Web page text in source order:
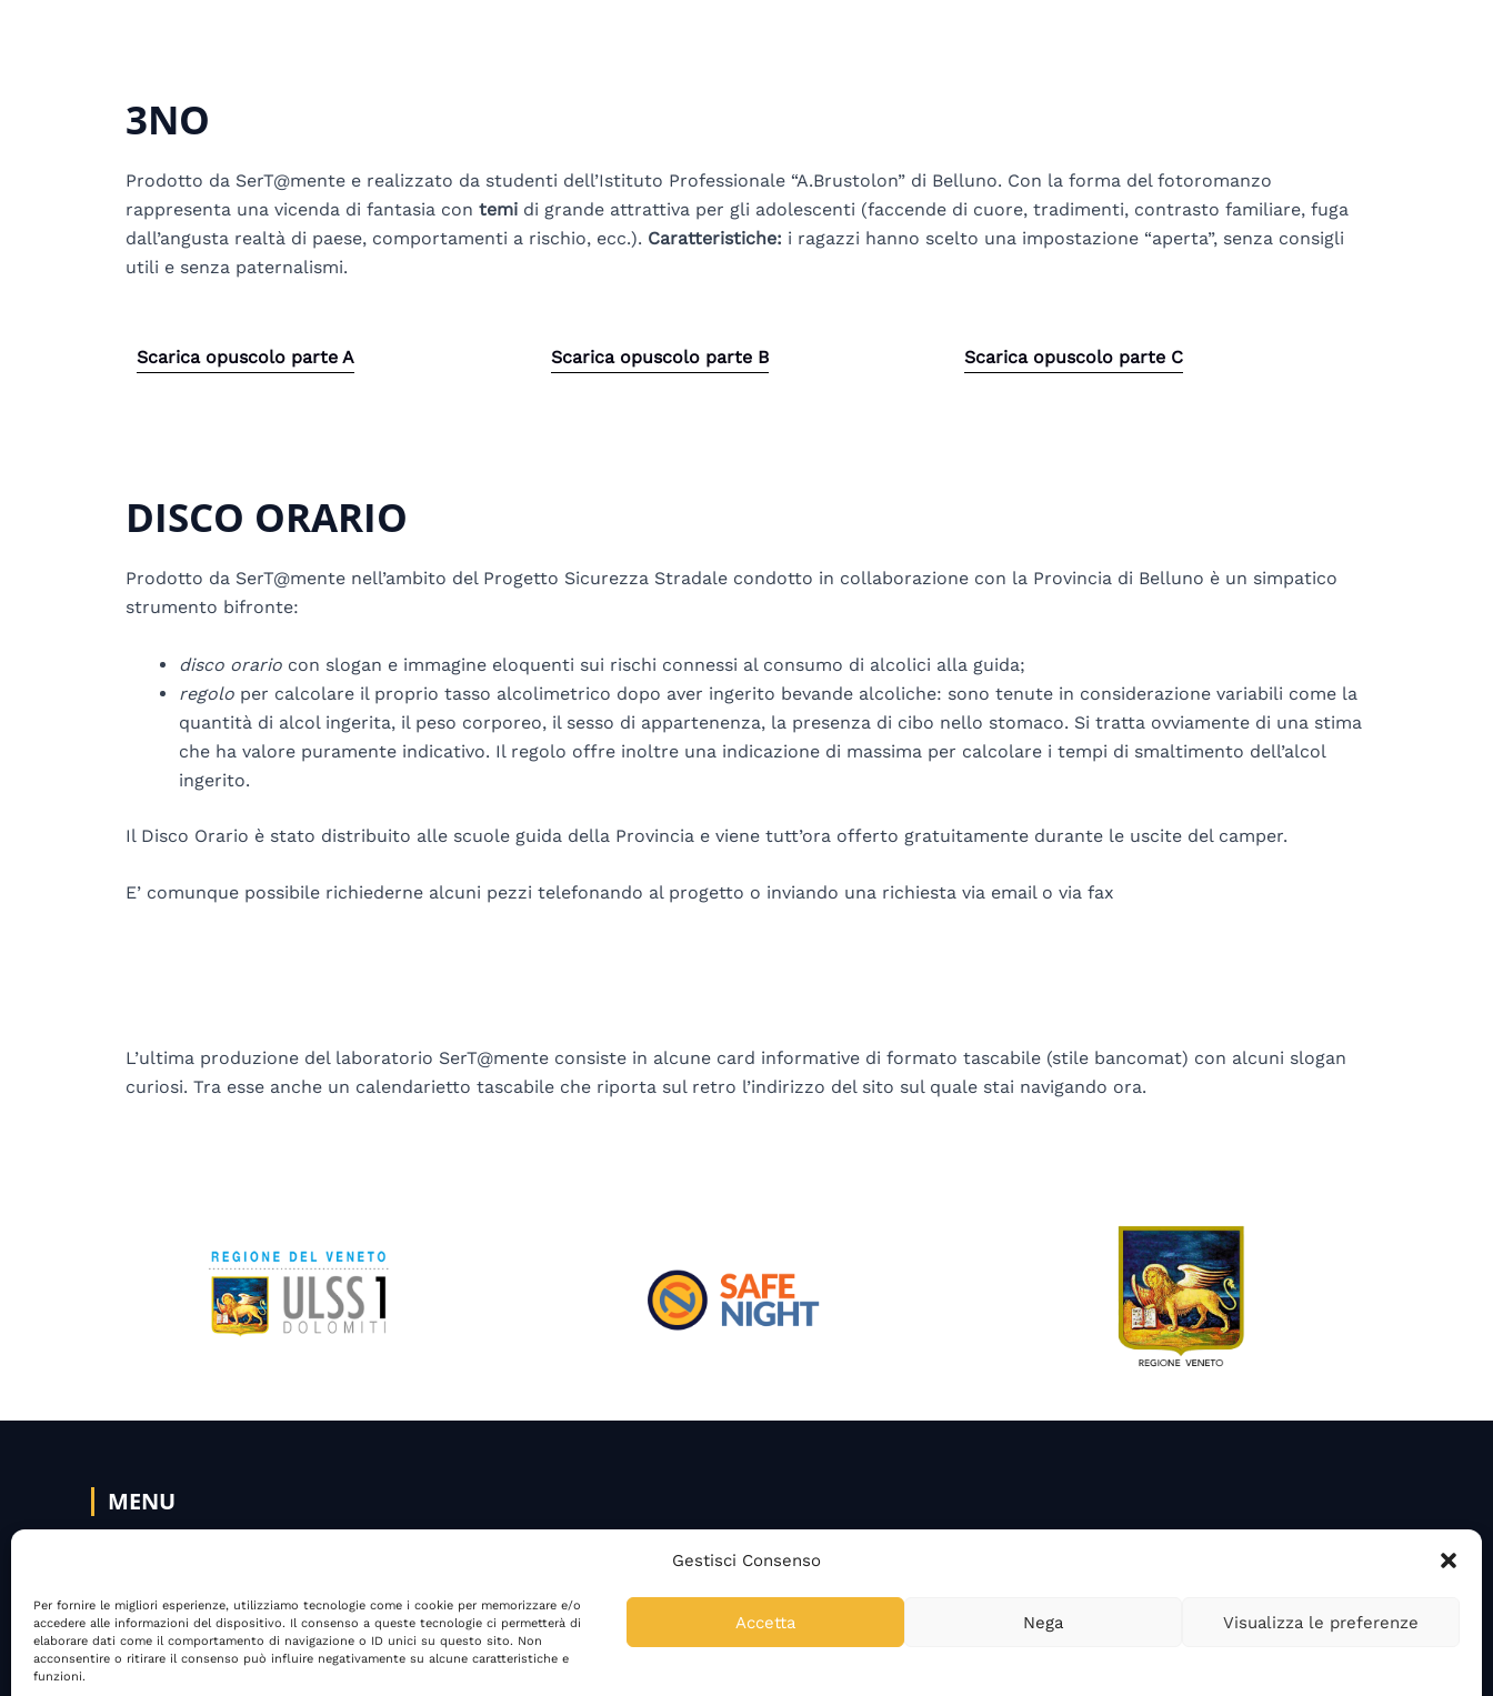
Gestisci Consenso
Per fornire le migliori esperienze, utilizziamo tecnologie come i cookie per memorizzare e/o
accedere alle informazioni del dispositivo. Il consenso a queste tecnologie ci permetterà di
elaborare dati come il comportamento di navigazione o ID unici su questo sito. Non
acconsentire o ritirare il consenso può influire negativamente su alcune caratteristiche e
funzioni.
Accetta Nega Visualizza le preferenze
3NO
Prodotto da SerT@mente e realizzato da studenti dell’Istituto Professionale “A.Brustolon” di Belluno. Con la forma del fotoromanzo
rappresenta una vicenda di fantasia con temi di grande attrattiva per gli adolescenti (faccende di cuore, tradimenti, contrasto familiare, fuga
dall’angusta realtà di paese, comportamenti a rischio, ecc.). Caratteristiche: i ragazzi hanno scelto una impostazione “aperta”, senza consigli
utili e senza paternalismi.
Scarica opuscolo parte A Scarica opuscolo parte B Scarica opuscolo parte C
DISCO ORARIO
Prodotto da SerT@mente nell’ambito del Progetto Sicurezza Stradale condotto in collaborazione con la Provincia di Belluno è un simpatico
strumento bifronte:
disco orario con slogan e immagine eloquenti sui rischi connessi al consumo di alcolici alla guida;
regolo per calcolare il proprio tasso alcolimetrico dopo aver ingerito bevande alcoliche: sono tenute in considerazione variabili come la
quantità di alcol ingerita, il peso corporeo, il sesso di appartenenza, la presenza di cibo nello stomaco. Si tratta ovviamente di una stima
che ha valore puramente indicativo. Il regolo offre inoltre una indicazione di massima per calcolare i tempi di smaltimento dell’alcol
ingerito.
Il Disco Orario è stato distribuito alle scuole guida della Provincia e viene tutt’ora offerto gratuitamente durante le uscite del camper.
E’ comunque possibile richiederne alcuni pezzi telefonando al progetto o inviando una richiesta via email o via fax
L’ultima produzione del laboratorio SerT@mente consiste in alcune card informative di formato tascabile (stile bancomat) con alcuni slogan
curiosi. Tra esse anche un calendarietto tascabile che riporta sul retro l’indirizzo del sito sul quale stai navigando ora.
MENU
Notizie ed Eventi Contatti
SOCIAL MEDIA COPYRIGHT